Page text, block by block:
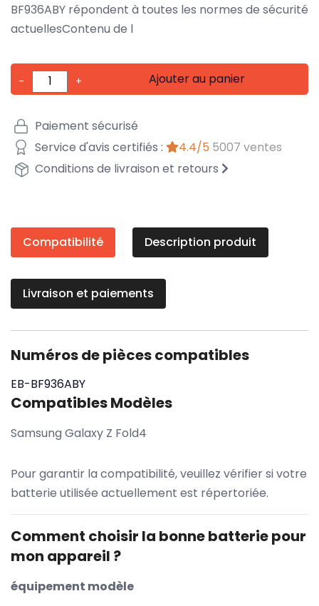
BF936ABY répondent à toutes les normes de sécurité
actuellesContenu de l
- + Ajouter au panier
Paiement sécurisé
Service d'avis certifiés :
4.4/5 5007 ventes
Conditions de livraison et retours
Compatibilité Description produit
Livraison et paiements
Numéros de pièces compatibles
EB-BF936ABY
Compatibles Modèles
Samsung Galaxy Z Fold4
Pour garantir la compatibilité, veuillez vérifier si votre
batterie utilisée actuellement est répertoriée.
Comment choisir la bonne batterie pour
mon appareil ?
équipement modèle